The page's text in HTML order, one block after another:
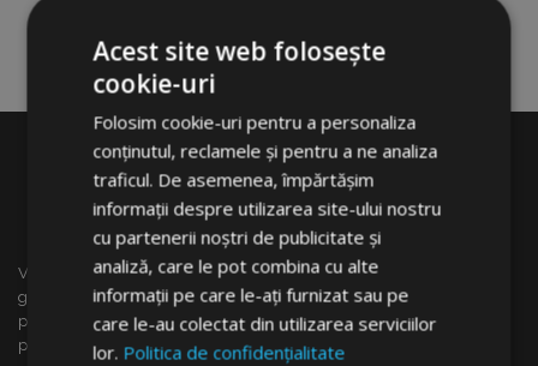
VTVauto este un vânzător cu amănuntul și distrubuitor en
gros al accesoriilor auto din Slovacia, cum ar fi: capace
pentru roti, deflectoare pentru geamuri(paravînturi), huse
pentru autoturisme, covorașe, huse și rame cromate ...
Acest site web folosește
cookie-uri
Folosim cookie-uri pentru a personaliza
conținutul, reclamele și pentru a ne analiza
traficul. De asemenea, împărtășim
informații despre utilizarea site-ului nostru
cu partenerii noștri de publicitate și
analiză, care le pot combina cu alte
informații pe care le-ați furnizat sau pe
care le-au colectat din utilizarea serviciilor
lor. Politica de confidențialitate